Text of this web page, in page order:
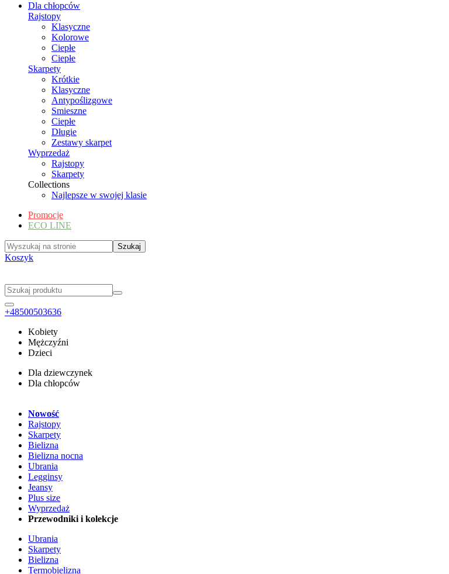
Dla chłopców
Rajstopy
Klasyczne
Kolorowe
Ciepłe
Ciepłe
Skarpety
Krótkie
Klasyczne
Antypoślizgowe
Smieszne
Ciepłe
Długie
Zestawy skarpet
Wyprzedaż
Rajstopy
Skarpety
Collections
Najlepsze w swojej klasie
Promocje
ECO LINE
Koszyk
+48500503636
Kobiety
Mężczyźni
Dzieci
Dla dziewczynek
Dla chłopców
Nowość
Rajstopy
Skarpety
Bielizna
Bielizna nocna
Ubrania
Legginsy
Jeansy
Plus size
Wyprzedaż
Przewodniki i kolekcje
Ubrania
Skarpety
Bielizna
Termobielizna